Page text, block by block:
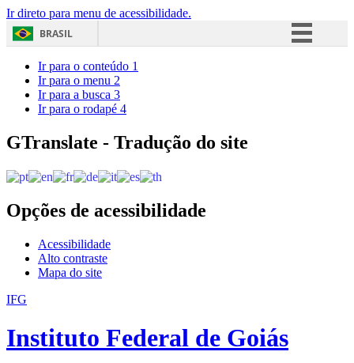
Ir direto para menu de acessibilidade.
BRASIL
Acesso à informação
Ir para o conteúdo 1
Ir para o menu 2
Ir para a busca 3
Ir para o rodapé 4
GTranslate - Tradução do site
Opções de acessibilidade
Acessibilidade
Alto contraste
Mapa do site
IFG
Instituto Federal de Goiás